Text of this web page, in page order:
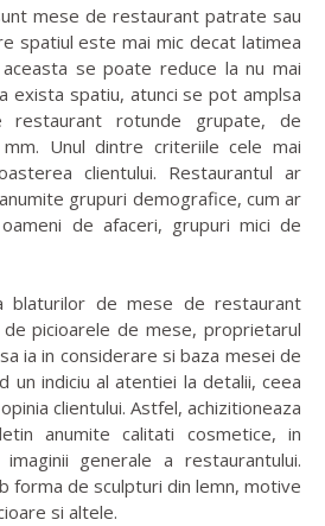
mese de restaurant patrate sau
spatiul este mai mic decat latimea
se poate reduce la nu mai
exista spatiu, atunci se pot amplsa
rotunde grupate, de
Unul dintre criteriile cele mai
clientului. Restaurantul ar
grupuri demografice, cum ar
de afaceri, grupuri mici de
blaturilor de mese de restaurant
picioarele de mese, proprietarul
ia in considerare si baza mesei de
un indiciu al atentiei la detalii, ceea
clientului. Astfel, achizitioneaza
anumite calitati cosmetice, in
generale a restaurantului.
forma de sculpturi din lemn, motive
si altele.